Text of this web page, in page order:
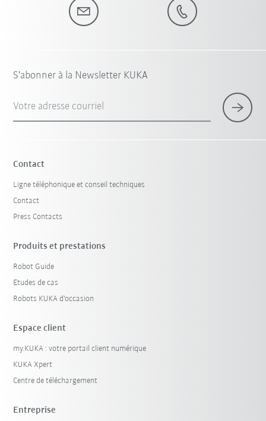
S'abonner à la Newsletter KUKA
Votre adresse courriel
Contact
Ligne téléphonique et conseil techniques
Contact
Press Contacts
Produits et prestations
Robot Guide
Etudes de cas
Robots KUKA d'occasion
Espace client
my.KUKA : votre portail client numérique
KUKA Xpert
Centre de téléchargement
Entreprise